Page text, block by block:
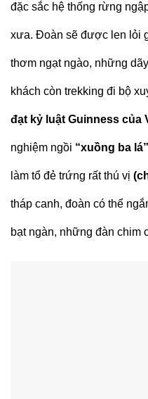
đặc sắc hệ thống rừng
xưa. Đoàn sẽ được len lỏi
thơm ngạt ngào, những
khách còn trekking đi bộ
đạt kỷ luật Guinness của
nghiệm ngồi “xuồng ba lá”
làm tổ đẻ trứng rất thú vị
tháp canh, đoàn có thể
bạt ngàn, những đàn chim